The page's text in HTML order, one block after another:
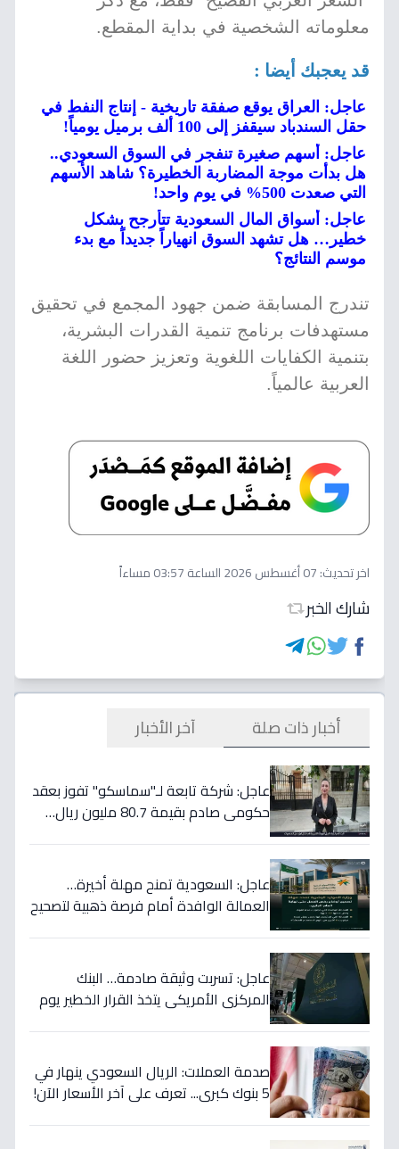
معلوماته الشخصية في بداية المقطع.
قد يعجبك أيضا :
عاجل: العراق يوقع صفقة تاريخية - إنتاج النفط في
حقل السندباد سيقفز إلى 100 ألف برميل يومياً!
عاجل: أسهم صغيرة تنفجر في السوق السعودي..
هل بدأت موجة المضاربة الخطيرة؟ شاهد الأسهم
التي صعدت 500% في يوم واحد!
عاجل: أسواق المال السعودية تتأرجح بشكل
خطير… هل تشهد السوق انهياراً جديداً مع بدء
موسم النتائج؟
تندرج المسابقة ضمن جهود المجمع في تحقيق
مستهدفات برنامج تنمية القدرات البشرية،
بتنمية الكفايات اللغوية وتعزيز حضور اللغة
العربية عالمياً.
اخر تحديث:07 أغسطس 2026 الساعة 03:57 مساءاً
شارك الخبر
أخبار ذات صلة آخر الأخبار
عاجل: شركة تابعة لـ"سماسكو" تفوز بعقد
حكومي صادم بقيمة 80.7 مليون ريال…
عاجل: السعودية تمنح مهلة أخيرة…
العمالة الوافدة أمام فرصة ذهبية لتصحيح
عاجل: تسربت وثيقة صادمة… البنك
المركزي الأمريكي يتخذ القرار الخطير يوم
صدمة العملات: الريال السعودي ينهار في
5 بنوك كبرى... تعرف على آخر الأسعار الآن!